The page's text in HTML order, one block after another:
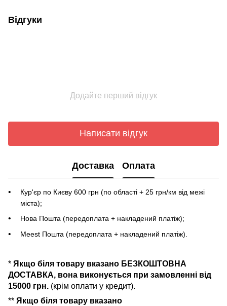
Відгуки
Додайте перший відгук
Написати відгук
Доставка Оплата
Кур'єр по Києву 600 грн (по області + 25 грн/км від межі
міста);
Нова Пошта (передоплата + накладений платіж);
Meest Пошта (передоплата + накладений платіж).
* Якщо біля товару вказано БЕЗКОШТОВНА
ДОСТАВКА, вона виконується при замовленні від
15000 грн. (крім оплати у кредит).
** Якщо біля товару вказано